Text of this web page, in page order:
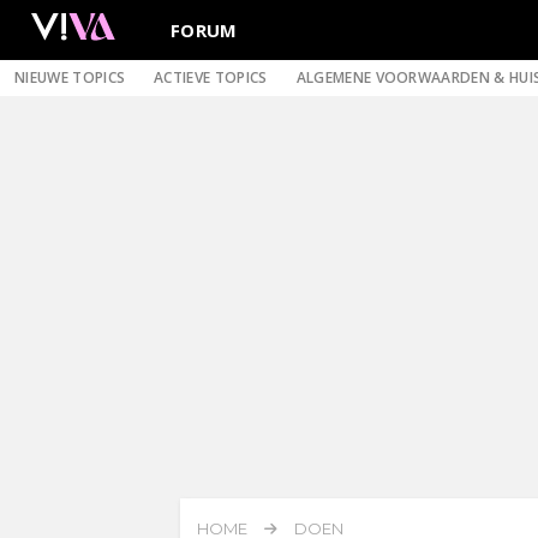
FORUM
NIEUWE TOPICS ACTIEVE TOPICS ALGEMENE VOORWAARDEN &
HOME DOEN